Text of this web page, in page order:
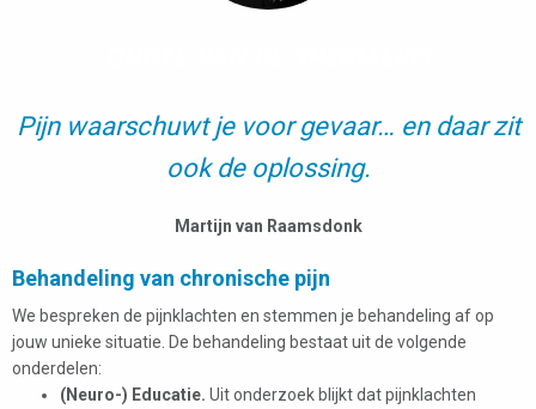
Pijn waarschuwt je voor gevaar… en daar zit
ook de oplossing.
Martijn van Raamsdonk
Behandeling van chronische pijn
We bespreken de pijnklachten en stemmen je behandeling af op
jouw unieke situatie. De behandeling bestaat uit de volgende
onderdelen:
(Neuro-) Educatie. Uit onderzoek blijkt dat pijnklachten